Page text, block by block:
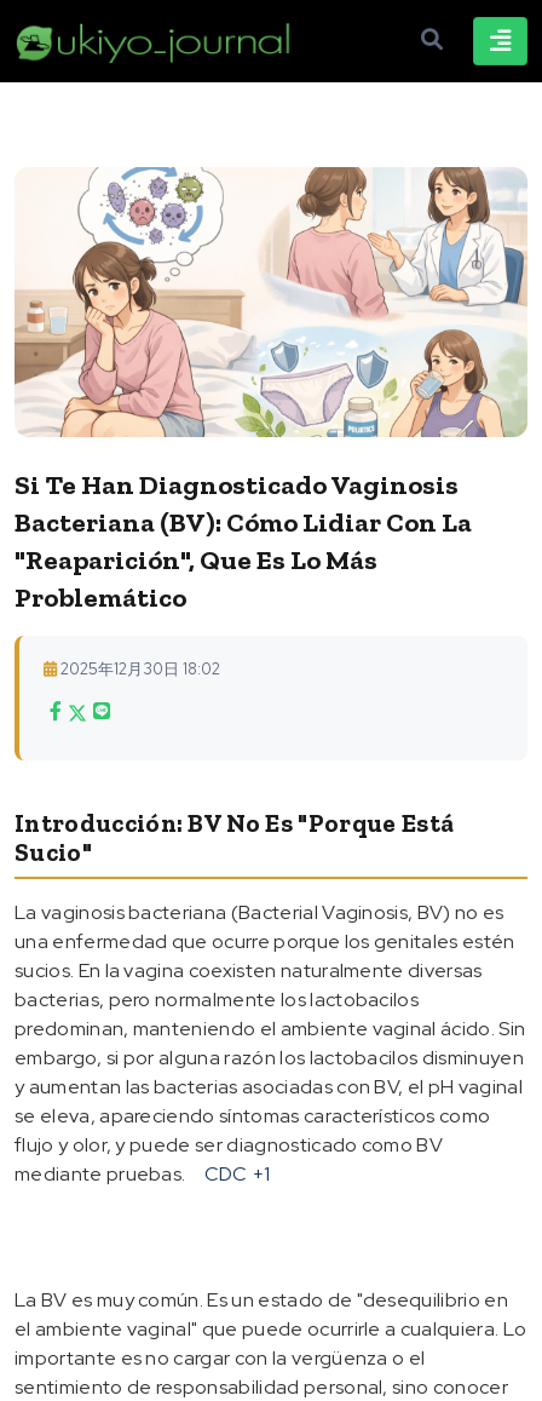
Si Te Han Diagnosticado Vaginosis
Bacteriana (BV): Cómo Lidiar Con La
"reaparición", Que Es Lo Más
Problemático
2025年12月30日 18:02
Introducción: BV No Es "porque Está
Sucio"
La vaginosis bacteriana (Bacterial Vaginosis, BV) no es
una enfermedad que ocurre porque los genitales estén
sucios. En la vagina coexisten naturalmente diversas
bacterias, pero normalmente los lactobacilos
predominan, manteniendo el ambiente vaginal ácido. Sin
embargo, si por alguna razón los lactobacilos disminuyen
y aumentan las bacterias asociadas con BV, el pH vaginal
se eleva, apareciendo síntomas característicos como
flujo y olor, y puede ser diagnosticado como BV
mediante pruebas.
CDC +1
La BV es muy común. Es un estado de "desequilibrio en
el ambiente vaginal" que puede ocurrirle a cualquiera. Lo
importante es no cargar con la vergüenza o el
sentimiento de responsabilidad personal, sino conocer